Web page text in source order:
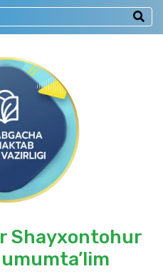
Shayxontohur